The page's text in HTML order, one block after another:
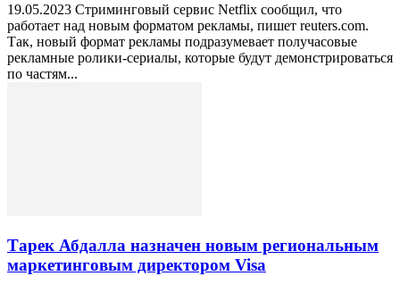
19.05.2023 Стриминговый сервис Netflix сообщил, что
работает над новым форматом рекламы, пишет reuters.com.
Так, новый формат рекламы подразумевает получасовые
рекламные ролики-сериалы, которые будут демонстрироваться
по частям...
Тарек Абдалла назначен новым региональным
маркетинговым директором Visа